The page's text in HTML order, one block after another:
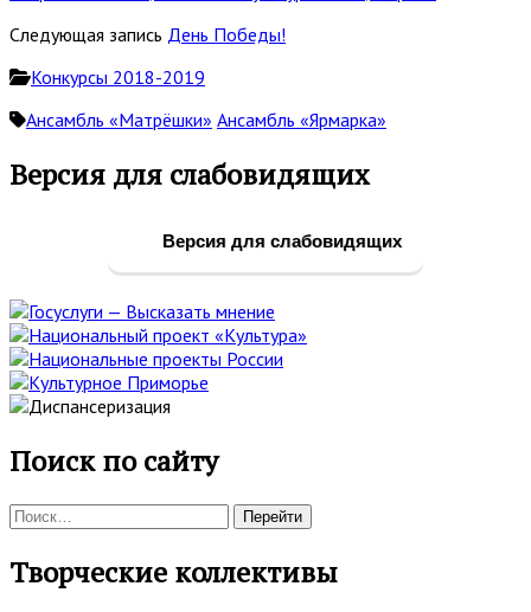
Следующая запись День Победы!
Конкурсы 2018-2019
Ансамбль «Матрёшки» Ансамбль «Ярмарка»
Основная
Версия для слабовидящих
Версия для слабовидящих
Поиск по сайту
Поиск:
Творческие коллективы